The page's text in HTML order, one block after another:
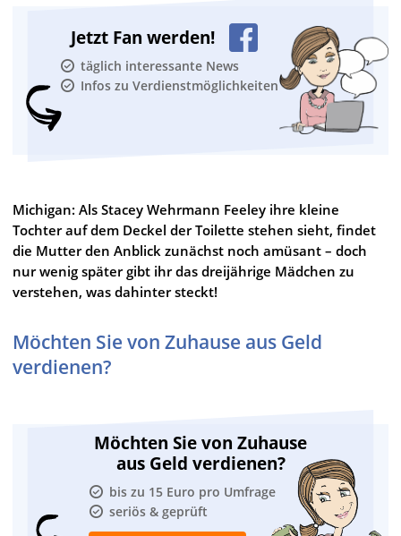
Jetzt Fan werden!
täglich interessante News
Infos zu Verdienstmöglichkeiten
Michigan: Als Stacey Wehrmann Feeley ihre kleine
Tochter auf dem Deckel der Toilette stehen sieht, findet
die Mutter den Anblick zunächst noch amüsant – doch
nur wenig später gibt ihr das dreijährige Mädchen zu
verstehen, was dahinter steckt!
Möchten Sie von Zuhause aus Geld
verdienen?
Möchten Sie von Zuhause
aus Geld verdienen?
bis zu 15 Euro pro Umfrage
seriös & geprüft